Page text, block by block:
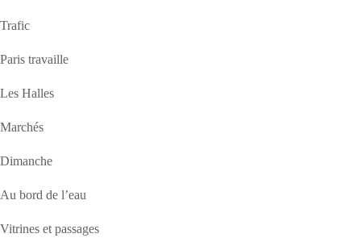
Trafic
Paris travaille
Les Halles
Marchés
Dimanche
Au bord de l’eau
Vitrines et passages